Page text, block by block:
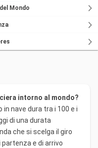
Mondo
intorno al mondo?
in nave dura tra i 100 e i
di una durata
che si scelga il giro
e di arrivo